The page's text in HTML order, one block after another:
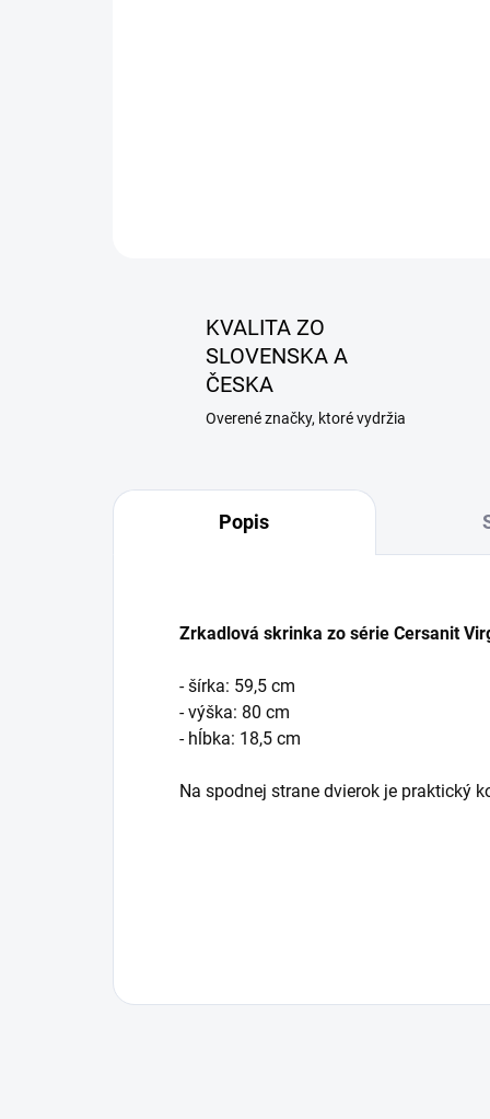
KVALITA ZO
SLOVENSKA A
ČESKA
Overené značky, ktoré vydržia
Popis
Zrkadlová skrinka zo série Cersanit
- šírka: 59,5 cm
- výška: 80 cm
- hĺbka: 18,5 cm
Na spodnej strane dvierok je praktický